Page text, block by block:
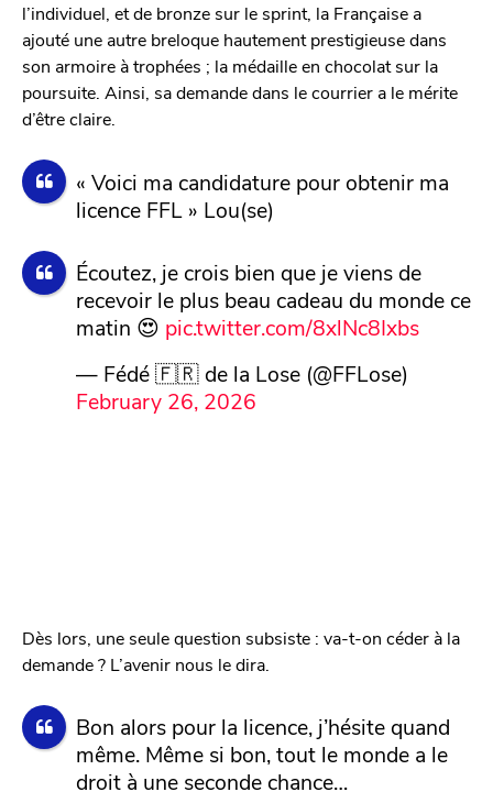
l’individuel, et de bronze sur le sprint, la Française a
ajouté une autre breloque hautement prestigieuse dans
son armoire à trophées ; la médaille en chocolat sur la
poursuite. Ainsi, sa demande dans le courrier a le mérite
d’être claire.
« Voici ma candidature pour obtenir ma
licence FFL » Lou(se)
Écoutez, je crois bien que je viens de
recevoir le plus beau cadeau du monde ce
matin 😍 pic.twitter.com/8xlNc8Ixbs
— Fédé 🇫🇷 de la Lose (@FFLose)
February 26, 2026
Dès lors, une seule question subsiste : va-t-on céder à la
demande ? L’avenir nous le dira.
Bon alors pour la licence, j’hésite quand
même. Même si bon, tout le monde a le
droit à une seconde chance…